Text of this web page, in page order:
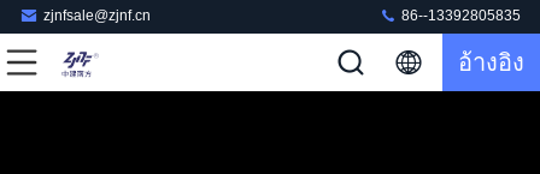
zjnfsale@zjnf.cn 86--13392805835
อ้างอิง